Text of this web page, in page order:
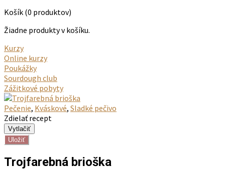
Košík (0 produktov)
Žiadne produkty v košíku.
Kurzy
Online kurzy
Poukážky
Sourdough club
Zážitkové pobyty
Pečenie, Kváskové, Sladké pečivo
Zdielať recept
Uložiť
Trojfarebná brioška